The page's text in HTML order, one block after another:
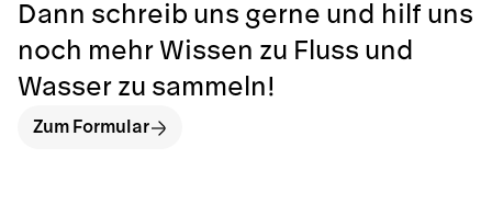
Dann schreib uns gerne und hilf uns
noch mehr Wissen zu Fluss und
Wasser zu sammeln!
Zum Formular